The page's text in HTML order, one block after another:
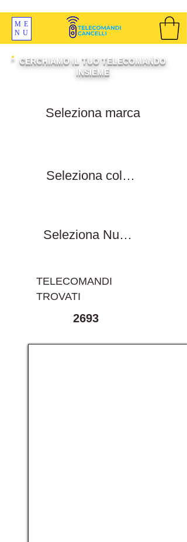
ME
NU
CERCHIAMO IL TUO TELECOMANDO
INSIEME
TELECOMANDI
TROVATI
2693